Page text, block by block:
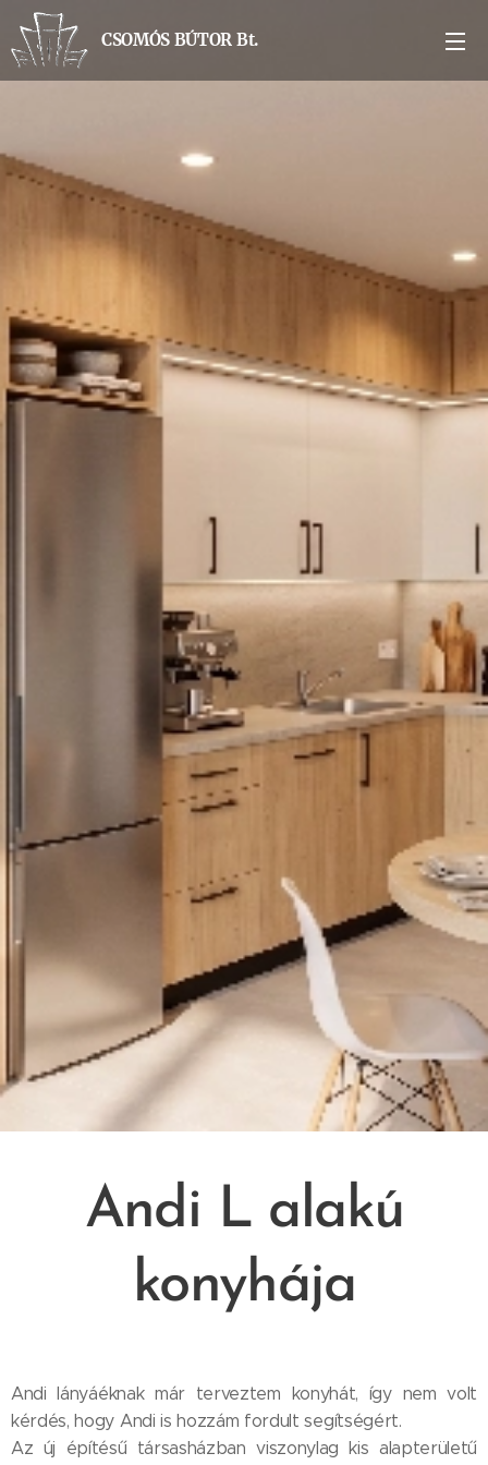
CSOMÓS BÚTOR Bt.
Andi L alakú
konyhája
Andi lányáéknak már terveztem konyhát, így nem volt
kérdés, hogy Andi is hozzám fordult segítségért. 😊
Az új építésű társasházban viszonylag kis alapterületű